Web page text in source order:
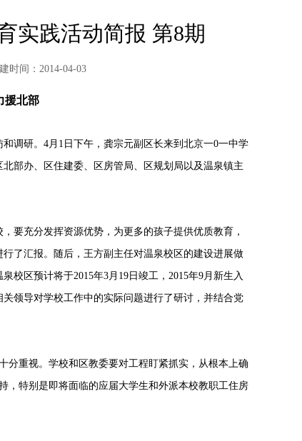
实践活动简报 第8期
时间：2014-04-03
援北部
调研。4月1日下午，龚宗元副区长来到北京一0一中学
部办、区住建委、区房管局、区规划局以及温泉镇主
要充分发挥资源优势，为更多的孩子提供优质教育，
了汇报。随后，王方副主任对温泉校区的建设进展做
校区预计将于2015年3月19日竣工，2015年9月新生入
领导对学校工作中的实际问题进行了研讨，并结合党
分重视。学校和区教委要对工程盯紧抓实，从根本上确
，特别是即将面临的应届大学生和外派本校教职工住房